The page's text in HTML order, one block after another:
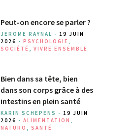
Peut-on encore se parler ?
JEROME RAYNAL - 19 JUIN
2026 - PSYCHOLOGIE ,
SOCIÉTÉ , VIVRE ENSEMBLE
Bien dans sa tête, bien
dans son corps grâce à des
intestins en plein santé
KARIN SCHEPENS - 19 JUIN
2026 - ALIMENTATION ,
NATURO , SANTÉ